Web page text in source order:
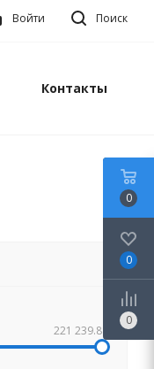
Поиск
Войти
Контакты
221 239.88
0
0
0